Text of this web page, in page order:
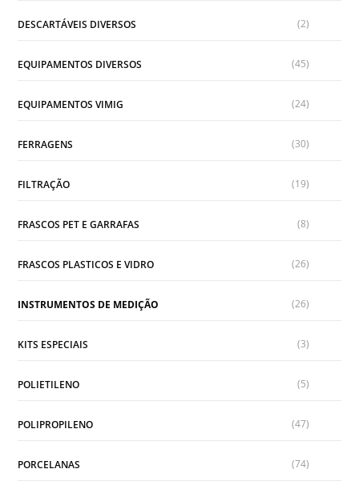
DESCARTÁVEIS DIVERSOS (2)
EQUIPAMENTOS DIVERSOS (45)
EQUIPAMENTOS VIMIG (24)
FERRAGENS (30)
FILTRAÇÃO (19)
FRASCOS PET E GARRAFAS (8)
FRASCOS PLASTICOS E VIDRO (26)
INSTRUMENTOS DE MEDIÇÃO (26)
KITS ESPECIAIS (3)
POLIETILENO (5)
POLIPROPILENO (47)
PORCELANAS (74)